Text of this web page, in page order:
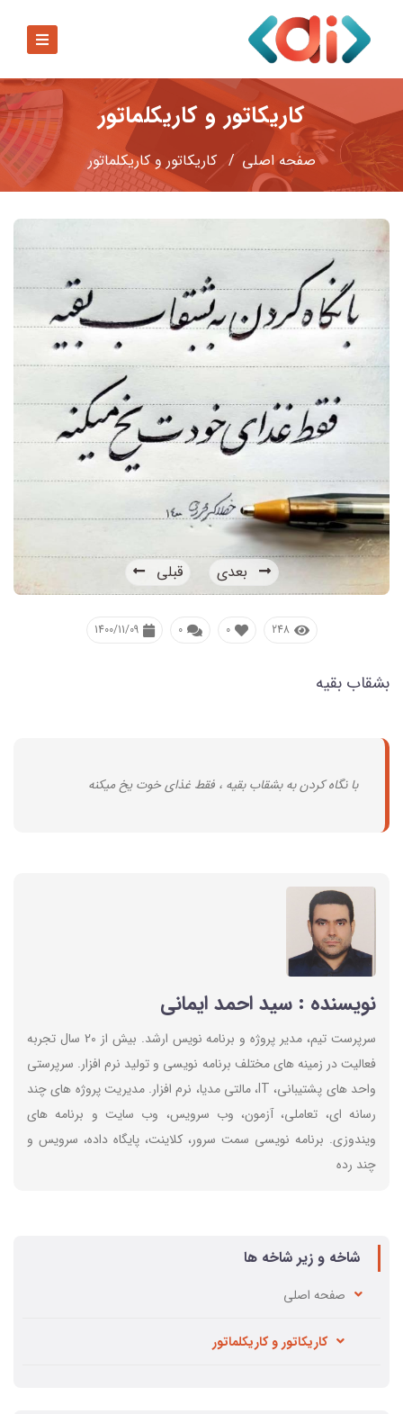
کاریکاتور و کاریکلماتور
صفحه اصلي کاریکاتور و کاریکلماتور
بعدی قبلی
248
0
0
1400/11/09
بشقاب بقیه
با نگاه کردن به بشقاب بقیه ، فقط غذای خوت یخ میکنه
نویسنده : سید احمد ایمانی
سرپرست تیم، مدیر پروژه و برنامه نویس ارشد. بیش از 20 سال تجربه
فعالیت در زمینه های مختلف برنامه نویسی و تولید نرم افزار. سرپرستی
واحد های پشتیبانی، IT، مالتی مدیا، نرم افزار. مدیریت پروژه های چند
رسانه ای، تعاملی، آزمون، وب سرویس، وب سایت و برنامه های
ویندوزی. برنامه نویسی سمت سرور، کلاینت، پایگاه داده، سرویس و
چند رده
شاخه و زیر شاخه ها
صفحه اصلي
کاریکاتور و کاریکلماتور